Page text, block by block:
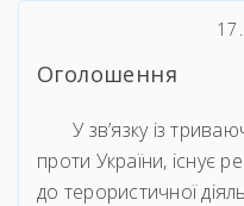
Оголошення
У зв’язку із
проти України, існує
до терористичної